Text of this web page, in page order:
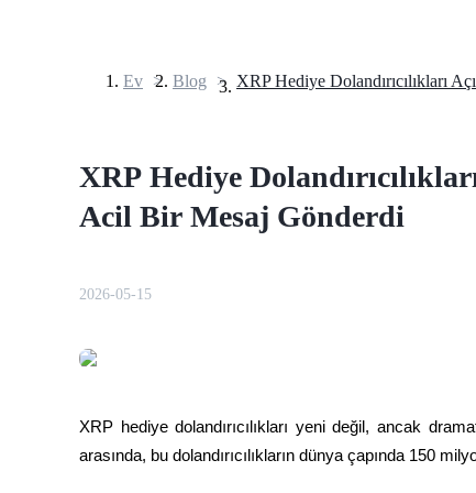
Teminat olarak USDT kullanan vadeli işlemler
Ev > Blog >
XRP Hediye
Acil Bir Mesaj Gönderdi
2026-05-15
XRP hediye dolandırıcılıkları yeni değil, ancak
arasında, bu dolandırıcılıkların dünya çapında 150